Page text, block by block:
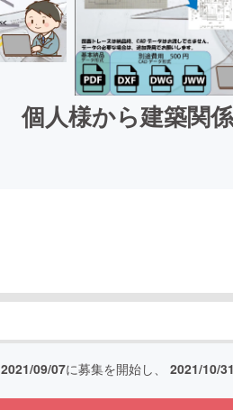
個人様から建築関
2021/09/07に募集を開始し、 2021/10/31